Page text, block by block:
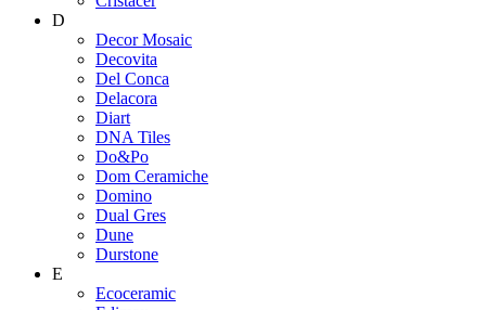
D
Decor Mosaic
Decovita
Del Conca
Delacora
Diart
DNA Tiles
Do&Po
Dom Ceramiche
Domino
Dual Gres
Dune
Durstone
E
Ecoceramic